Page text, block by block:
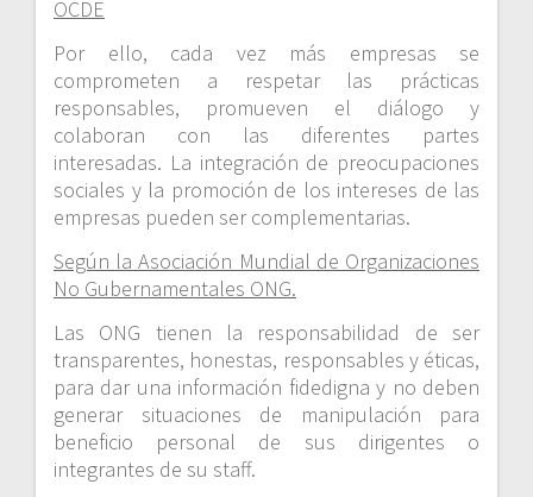
OCDE
Por ello, cada vez más empresas se
comprometen a respetar las prácticas
responsables, promueven el diálogo y
colaboran con las diferentes partes
interesadas. La integración de preocupaciones
sociales y la promoción de los intereses de las
empresas pueden ser complementarias.
Según la Asociación Mundial de Organizaciones
No Gubernamentales ONG.
Las ONG tienen la responsabilidad de ser
transparentes, honestas, responsables y éticas,
para dar una información fidedigna y no deben
generar situaciones de manipulación para
beneficio personal de sus dirigentes o
integrantes de su staff.